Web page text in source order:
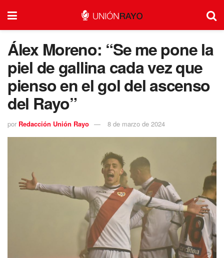
Álex Moreno: “Se me pone la
piel de gallina cada vez que
pienso en el gol del ascenso
del Rayo”
por Redacción Unión Rayo 8 de marzo de 2024